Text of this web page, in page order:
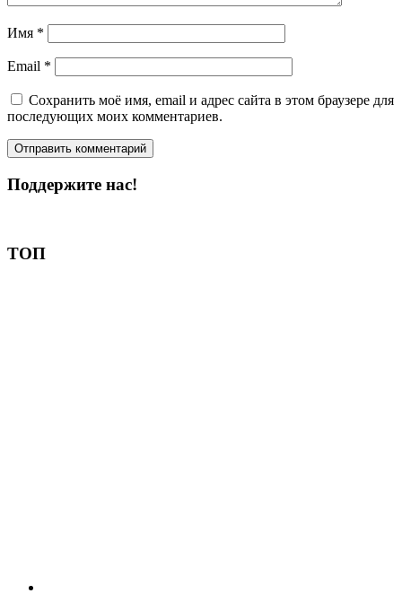
Имя *
Email *
Сохранить моё имя, email и адрес сайта в этом браузере для
последующих моих комментариев.
Поддержите нас!
ТОП